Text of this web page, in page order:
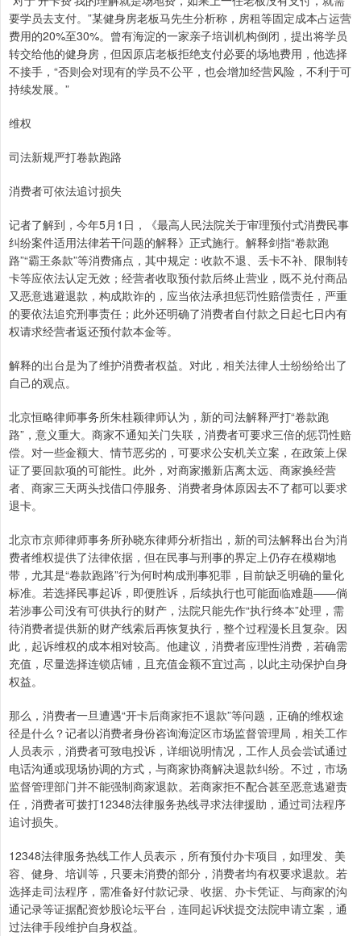
要学员去支付。”某健身房老板马先生分析称，房租等固定成本占运营
费用的20%至30%。曾有海淀的一家亲子培训机构倒闭，提出将学员
转交给他的健身房，但因原店老板拒绝支付必要的场地费用，他选择
不接手，“否则会对现有的学员不公平，也会增加经营风险，不利于可
持续发展。”
维权
司法新规严打卷款跑路
消费者可依法追讨损失
记者了解到，今年5月1日，《最高人民法院关于审理预付式消费民事
纠纷案件适用法律若干问题的解释》正式施行。解释剑指“卷款跑
路”“霸王条款”等消费痛点，其中规定：收款不退、丢卡不补、限制转
卡等应依法认定无效；经营者收取预付款后终止营业，既不兑付商品
又恶意逃避退款，构成欺诈的，应当依法承担惩罚性赔偿责任，严重
的要依法追究刑事责任；此外还明确了消费者自付款之日起七日内有
权请求经营者返还预付款本金等。
解释的出台是为了维护消费者权益。对此，相关法律人士纷纷给出了
自己的观点。
北京恒略律师事务所朱桂颖律师认为，新的司法解释严打“卷款跑
路”，意义重大。商家不通知关门失联，消费者可要求三倍的惩罚性赔
偿。对一些金额大、情节恶劣的，可要求公安机关立案，在政策上保
证了要回款项的可能性。此外，对商家搬新店离太远、商家换经营
者、商家三天两头找借口停服务、消费者身体原因去不了都可以要求
退卡。
北京市京师律师事务所孙晓东律师分析指出，新的司法解释出台为消
费者维权提供了法律依据，但在民事与刑事的界定上仍存在模糊地
带，尤其是“卷款跑路”行为何时构成刑事犯罪，目前缺乏明确的量化
标准。若选择民事起诉，即便胜诉，后续执行也可能面临难题——倘
若涉事公司没有可供执行的财产，法院只能先作“执行终本”处理，需
待消费者提供新的财产线索后再恢复执行，整个过程漫长且复杂。因
此，起诉维权的成本相对较高。他建议，消费者应理性消费，若确需
充值，尽量选择连锁店铺，且充值金额不宜过高，以此主动保护自身
权益。
那么，消费者一旦遭遇“开卡后商家拒不退款”等问题，正确的维权途
径是什么？记者以消费者身份咨询海淀区市场监督管理局，相关工作
人员表示，消费者可致电投诉，详细说明情况，工作人员会尝试通过
电话沟通或现场协调的方式，与商家协商解决退款纠纷。不过，市场
监督管理部门并不能强制商家退款。若商家拒不配合甚至恶意逃避责
任，消费者可拨打12348法律服务热线寻求法律援助，通过司法程序
追讨损失。
12348法律服务热线工作人员表示，所有预付办卡项目，如理发、美
容、健身、培训等，只要未消费的部分，消费者均有权要求退款。若
选择走司法程序，需准备好付款记录、收据、办卡凭证、与商家的沟
通记录等证据配资炒股论坛平台，连同起诉状提交法院申请立案，通
过法律手段维护自身权益。